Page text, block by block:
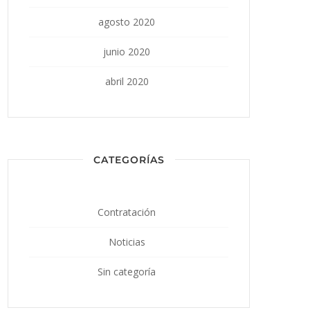
agosto 2020
junio 2020
abril 2020
CATEGORÍAS
Contratación
Noticias
Sin categoría